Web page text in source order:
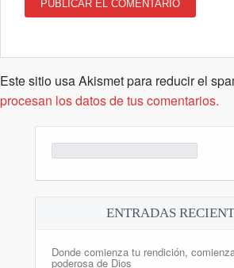
Este sitio usa Akismet para reducir el
procesan los datos de tus comentarios.
Buscar:
ENTRADAS
Donde comienza tu rendición,
poderosa de Dios